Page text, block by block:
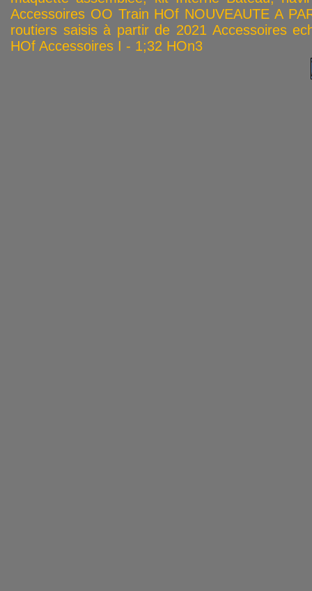
Accessoires OO Train HOf NOUVEAUTE A
routiers saisis à partir de 2021 Accessoires
HOf Accessoires I - 1;32 HOn3